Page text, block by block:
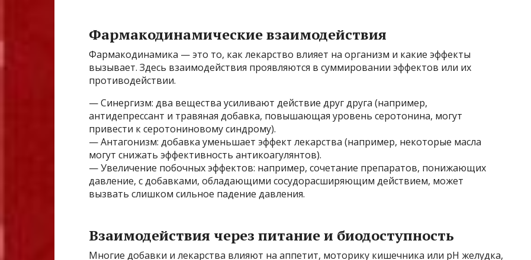
Фармакодинамические взаимодействия
Фармакодинамика — это то, как лекарство влияет на организм и какие эффекты
вызывает. Здесь взаимодействия проявляются в суммировании эффектов или их
противодействии.
— Синергизм: два вещества усиливают действие друг друга (например,
антидепрессант и травяная добавка, повышающая уровень серотонина, могут
привести к серотониновому синдрому).
— Антагонизм: добавка уменьшает эффект лекарства (например, некоторые масла
могут снижать эффективность антикоагулянтов).
— Увеличение побочных эффектов: например, сочетание препаратов, понижающих
давление, с добавками, обладающими сосудорасширяющим действием, может
вызвать слишком сильное падение давления.
Взаимодействия через питание и биодоступность
Многие добавки и лекарства влияют на аппетит, моторику кишечника или pH желудка,